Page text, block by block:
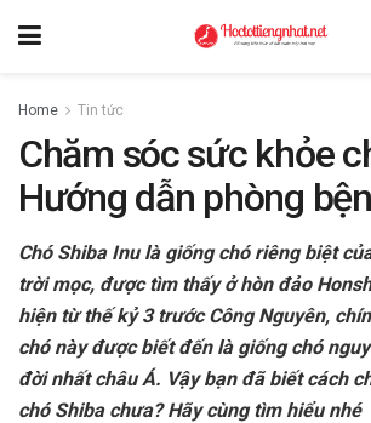
Home Tin tức
Chăm sóc sức khỏe
Hướng dẫn phòng
Chó Shiba Inu là giống chó riêng biệt
trời mọc, được tìm thấy ở hòn đảo
hiện từ thế kỷ 3 trước Công Nguyên,
chó này được biết đến là giống chó
đời nhất châu Á. Vậy bạn đã biết cách
chó Shiba chưa? Hãy cùng tìm hiểu nhé